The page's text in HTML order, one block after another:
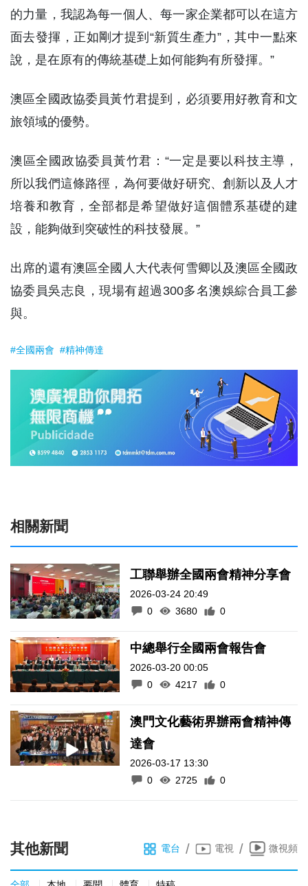
的力量，我認為每一個人、每一家企業都可以在這方
面去發揮，正如剛才提到“新質生產力”，其中一點來
說，是在原有的傳統基礎上如何能夠有所發揮。”
澳區全國政協委員黃竹君提到，必須要用好教育和文
旅領域的優勢。
澳區全國政協委員黃竹君：“一定是要以科技主導，
所以我們這條路徑，為何要做好研究、創新以及人才
培養和教育，全部都是希望做好這個體系基礎的建
設，能夠做到突破性的科技發展。”
出席的還有澳區全國人大代表何雪卿以及澳區全國政
協委員吳志良，現場有超過300多名澳娛綜合員工參
與。
#全國兩會 #精神傳達
相關新聞
工聯舉辦全國兩會精神分享會
2026-03-24 20:49
0
3680 0
中總舉行全國兩會報告會
2026-03-20 00:05
0
4217 0
澳門文化藝術界辦兩會精神傳
達會
2026-03-17 13:30
0
2725 0
其他新聞 電台 / 電視 / 微視頻